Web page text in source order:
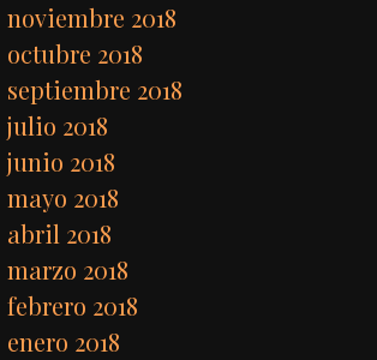
noviembre 2018
octubre 2018
septiembre 2018
julio 2018
junio 2018
mayo 2018
abril 2018
marzo 2018
febrero 2018
enero 2018